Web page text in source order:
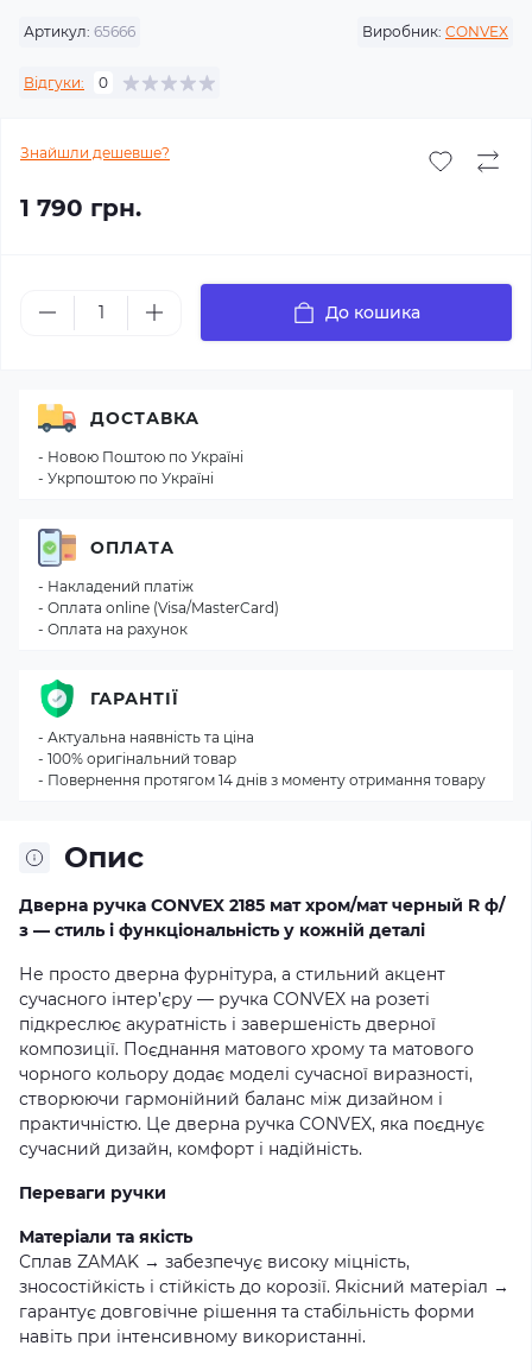
Артикул: 65666 Виробник: CONVEX
Відгуки: 0
Знайшли дешевше?
1 790 грн.
До кошика
Опис
Дверна ручка CONVEX 2185 мат хром/мат черный R ф/
з — стиль і функціональність у кожній деталі
Не просто дверна фурнітура, а стильний акцент
сучасного інтер’єру — ручка CONVEX на розеті
підкреслює акуратність і завершеність дверної
композиції. Поєднання матового хрому та матового
чорного кольору додає моделі сучасної виразності,
створюючи гармонійний баланс між дизайном і
практичністю. Це дверна ручка CONVEX, яка поєднує
сучасний дизайн, комфорт і надійність.
Переваги ручки
Матеріали та якість
Сплав ZAMAK → забезпечує високу міцність,
зносостійкість і стійкість до корозії. Якісний матеріал →
гарантує довговічне рішення та стабільність форми
навіть при інтенсивному використанні.
ДОСТАВКА
- Новою Поштою по Україні
- Укрпоштою по Україні
ОПЛАТА
- Накладений платіж
- Оплата online (Visa/MasterCard)
- Оплата на рахунок
ГАРАНТІЇ
- Актуальна наявність та ціна
- 100% оригінальний товар
- Повернення протягом 14 днів з моменту отримання товару